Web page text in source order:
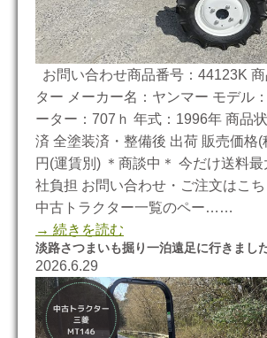
お問い合わせ商品番号：44123K
ター メーカー名：ヤンマー モデル
ーター：707ｈ 年式：1996年 商品
済 全塗装済・整備後 出荷 販売価格
円(運賃別) ＊商談中＊ 今だけ送料
社負担 お問い合わせ・ご注文はこ
中古トラクター一覧のペー……
→ 続きを読む
淡路さつまいも掘り一泊遠足に行きまし
2026.6.29